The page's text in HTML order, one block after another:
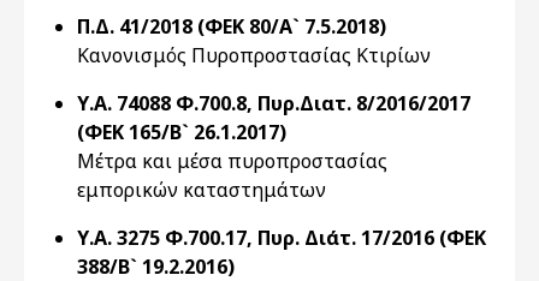
Π.Δ. 41/2018 (ΦΕΚ 80/Α` 7.5.2018)
Κανονισμός Πυροπροστασίας Κτιρίων
Υ.Α. 74088 Φ.700.8, Πυρ.Διατ. 8/2016/2017
(ΦΕΚ 165/Β` 26.1.2017)
Μέτρα και μέσα πυροπροστασίας
εμπορικών καταστημάτων
Υ.Α. 3275 Φ.700.17, Πυρ. Διάτ. 17/2016 (ΦΕΚ
388/Β` 19.2.2016)